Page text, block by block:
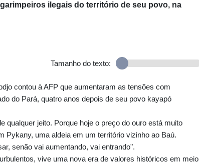
ilegais do território de seu povo, na
Tamanho do texto:
contou à AFP que aumentaram as tensões com
do Pará, quatro anos depois de seu povo kayapó
qualquer jeito. Porque hoje o preço do ouro está muito
Pykany, uma aldeia em um território vizinho ao Baú.
senão vai aumentando, vai entrando".
vive uma nova era de valores históricos em meio